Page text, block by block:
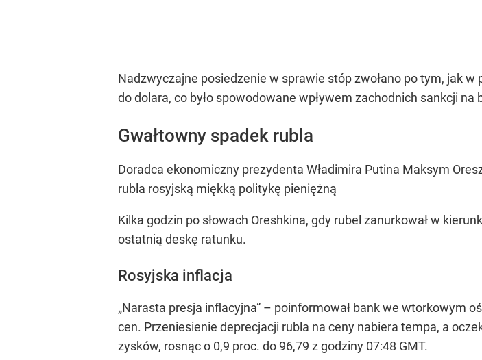
Nadzwyczajne posiedzenie w sprawie stóp zwołano po tym, jak
do dolara, co było spowodowane wpływem zachodnich sankcji
Gwałtowny spadek rubla
Doradca ekonomiczny prezydenta Władimira Putina Maksym
rubla rosyjską miękką politykę pieniężną
Kilka godzin po słowach Oreshkina, gdy rubel zanurkował w
ostatnią deskę ratunku.
Rosyjska inflacja
„Narasta presja inflacyjna” – poinformował bank we wtorkowym
cen. Przeniesienie deprecjacji rubla na ceny nabiera tempa, a
zysków, rosnąc o 0,9 proc. do 96,79 z godziny 07:48 GMT.